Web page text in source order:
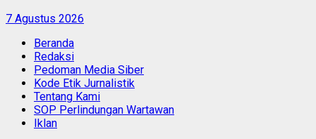
7 Agustus 2026
Beranda
Redaksi
Pedoman Media Siber
Kode Etik Jurnalistik
Tentang Kami
SOP Perlindungan Wartawan
Iklan